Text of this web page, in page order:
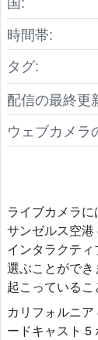
時間帯:
タグ:
配信の最終更
ウェブカメラ
ライブカメラ
サンゼルス空港
インタラクテ
選ぶことがで
起こっている
カリフォルニ
ードキャスト 5